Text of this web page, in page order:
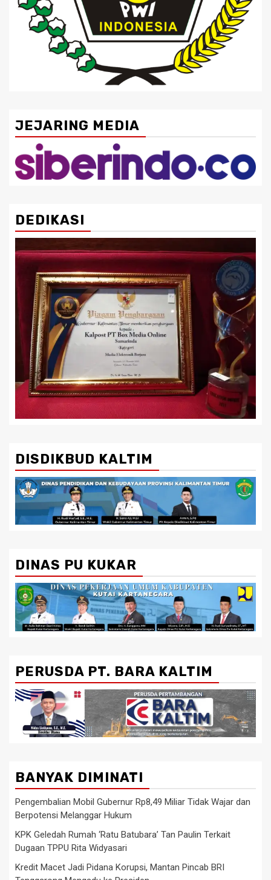
JEJARING MEDIA
DEDIKASI
DISDIKBUD KALTIM
DINAS PU KUKAR
PERUSDA PT. BARA KALTIM
BANYAK DIMINATI
Pengembalian Mobil Gubernur Rp8,49 Miliar Tidak Wajar dan
Berpotensi Melanggar Hukum
KPK Geledah Rumah ‘Ratu Batubara’ Tan Paulin Terkait
Dugaan TPPU Rita Widyasari
Kredit Macet Jadi Pidana Korupsi, Mantan Pincab BRI